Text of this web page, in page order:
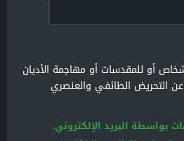
أو للمقدسات أو مهاجمة الأديان
عن التحريض الطائفي والعنصري
بواسطة البريد الإلكتروني.